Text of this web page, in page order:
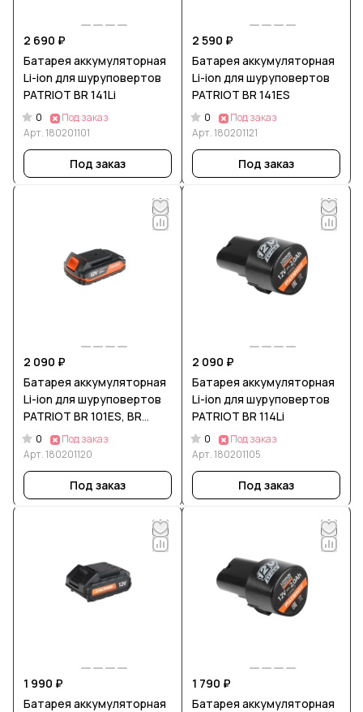
2 690 ₽
Батарея аккумуляторная
Li-ion для шуруповертов
PATRIOT BR 141Li
0
Под заказ
Арт.180201101
Под заказ
2 590 ₽
Батарея аккумуляторная
Li-ion для шуруповертов
PATRIOT BR 141ES
0
Под заказ
Арт.180201121
Под заказ
2 090 ₽
Батарея аккумуляторная
Li-ion для шуруповертов
PATRIOT BR 101ES, BR
111ES
0
Под заказ
Арт.180201120
Под заказ
2 090 ₽
Батарея аккумуляторная
Li-ion для шуруповертов
PATRIOT BR 114Li
0
Под заказ
Арт.180201105
Под заказ
1 990 ₽
Батарея аккумуляторная
1 790 ₽
Батарея аккумуляторная